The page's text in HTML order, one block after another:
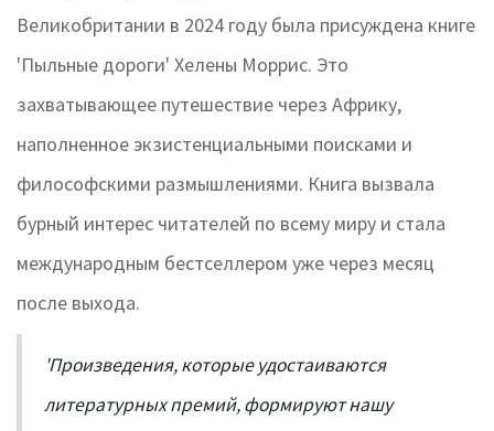
Великобритании в 2024 году была присуждена книге
'Пыльные дороги' Хелены Моррис. Это
захватывающее путешествие через Африку,
наполненное экзистенциальными поисками и
философскими размышлениями. Книга вызвала
бурный интерес читателей по всему миру и стала
международным бестселлером уже через месяц
после выхода.
'Произведения, которые удостаиваются
литературных премий, формируют нашу